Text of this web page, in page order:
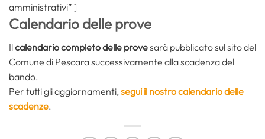
amministrativi” ]
Calendario delle prove
Ilcalendario completo delle provesarà pubblicato sul sito del
Comune di Pescara successivamente alla scadenza del
bando.
Per tutti gli aggiornamenti, segui il nostro calendario delle
scadenze.